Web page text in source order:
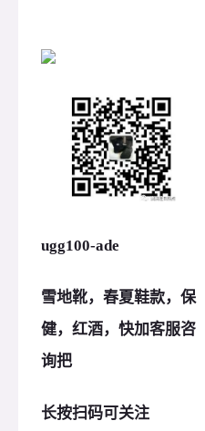
ugg100-ade
雪地靴，春夏鞋款，保
健，红酒，快加客服咨
询把
长按扫码可关注